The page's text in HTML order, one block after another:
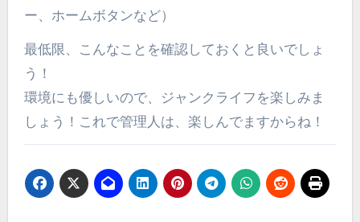
ー、ホームボタンなど）
最低限、こんなことを確認しておくと良いでしょ
う！
環境にも優しいので、ジャンクライフを楽しみま
しょう！これで管理人は、楽しんでますからね！